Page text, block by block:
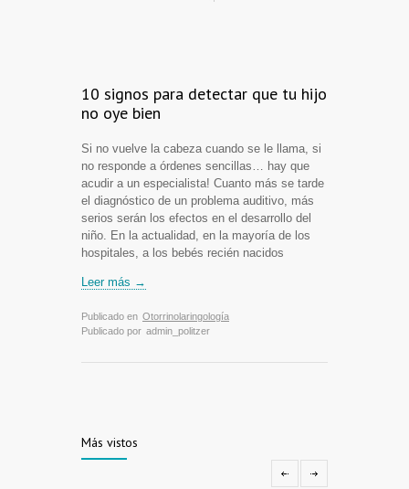
10 signos para detectar que tu hijo
no oye bien
Si no vuelve la cabeza cuando se le llama, si
no responde a órdenes sencillas… hay que
acudir a un especialista! Cuanto más se tarde
el diagnóstico de un problema auditivo, más
serios serán los efectos en el desarrollo del
niño. En la actualidad, en la mayoría de los
hospitales, a los bebés recién nacidos
Leer más →
Publicado en Otorrinolaringología
Publicado por admin_politzer
Más vistos